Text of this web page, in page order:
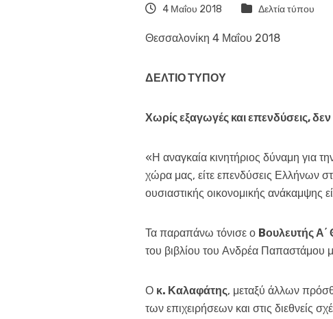
4 Μαΐου 2018 Δελτία τύπου
Θεσσαλονίκη 4 Μαΐου 2018
ΔΕΛΤΙΟ ΤΥΠΟΥ
Χωρίς εξαγωγές και επενδύσεις,
«Η αναγκαία κινητήριος δύναμη για
χώρα μας, είτε επενδύσεις Ελλήνων
ουσιαστικής οικονομικής ανάκαμψης
Τα παραπάνω τόνισε ο Bουλευτής
του βιβλίου του Ανδρέα Παπαστάμου
Ο κ. Καλαφάτης, μεταξύ άλλων
των επιχειρήσεων και στις διεθνείς